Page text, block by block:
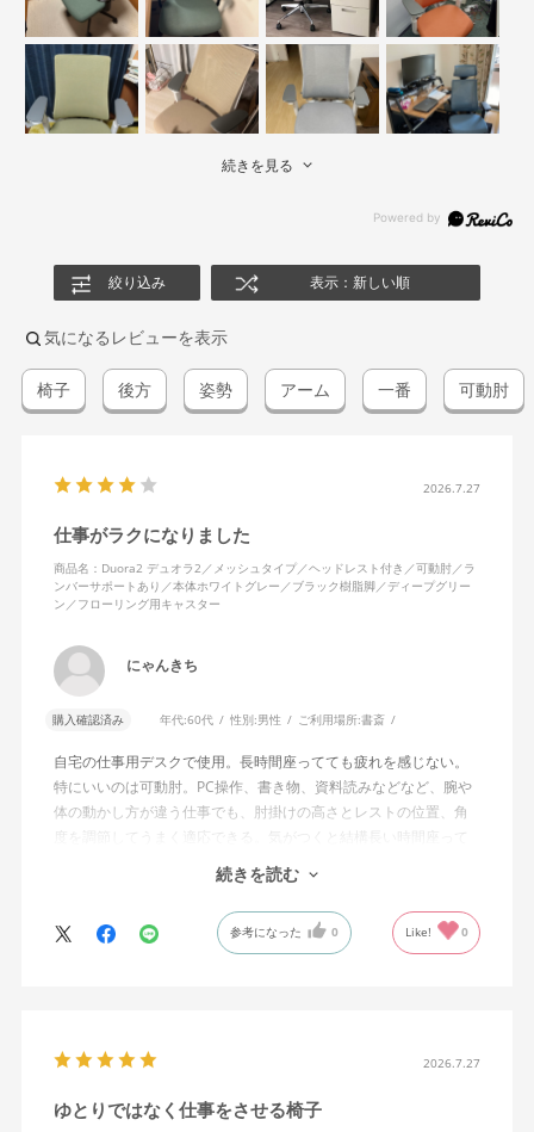
続きを見る
絞り込み 表示：新しい順
気になるレビューを表示
椅子 後方 姿勢 アーム 一番 可動肘
2026.7.27
仕事がラクになりました
商品名：Duora2 デュオラ2／メッシュタイプ／ヘッドレスト付き／可動肘／ラ
ンバーサポートあり／本体ホワイトグレー／ブラック樹脂脚／ディープグリー
ン／フローリング用キャスター
にゃんきち
購入確認済み 年代:60代 性別:男性 ご利用場所:書斎
自宅の仕事用デスクで使用。長時間座ってても疲れを感じない。
特にいいのは可動肘。PC操作、書き物、資料読みなどなど、腕や
体の動かし方が違う仕事でも、肘掛けの高さとレストの位置、角
度を調節してうまく適応できる。気がつくと結構長い時間座って
ランバーサポートは思ったよりやさしいサポート。従来使ってい
た骨盤サポートチェアよりも支える感じは緩やかだが、姿勢の崩
の夏の暑さを考えてメッシュを選んで正解。暑気が上がる2階の仕
ープグリーンも爽やかさを感じさせてGOOD。
続きを読む
参考になった 0 Like! 0
2026.7.27
ゆとりではなく仕事をさせる椅子